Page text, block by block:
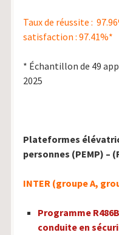
Taux de réussite :
satisfaction :
* Échantillon de 49
2025
Plateformes
personnes (PEMP) –
INTER (groupe A,
Programme
conduite en